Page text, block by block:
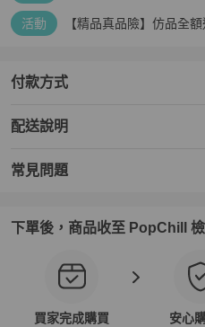
活動 【精品真品險】仿品全
付款方式
配送說明
常見問題
下單後，商品收至 PopChill
買家完成購買 安心